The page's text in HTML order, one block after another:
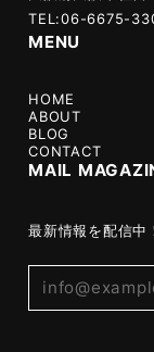
TEL:06-6675-
MENU
HOME
ABOUT
BLOG
CONTACT
MAIL
最新情報を配信中